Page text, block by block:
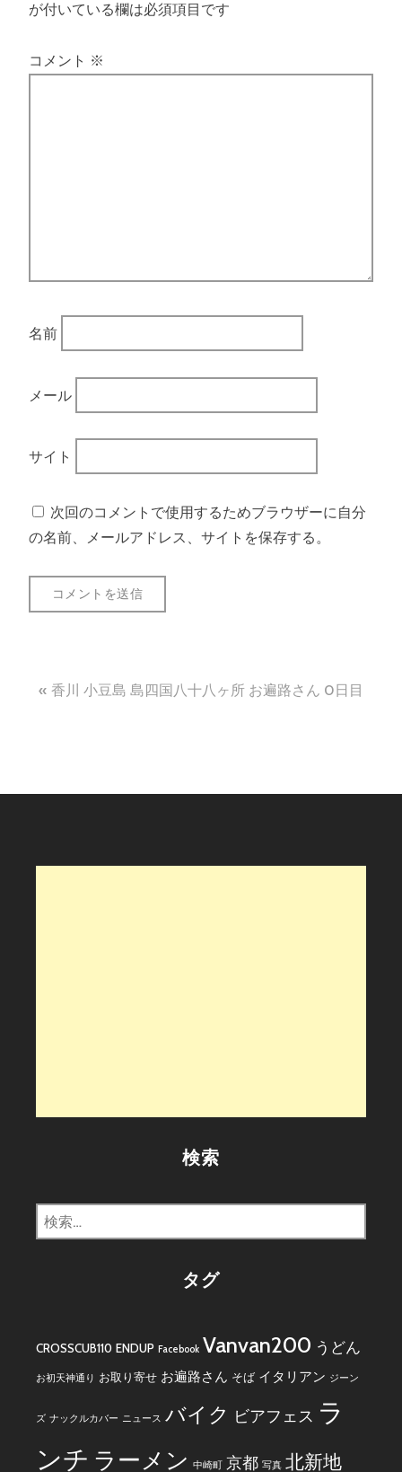
が付いている欄は必須項目です
コメント ※
名前
メール
サイト
次回のコメントで使用するためブラウザーに自分
の名前、メールアドレス、サイトを保存する。
投
ビ
ー
香川 小豆島 島四国八十八ヶ所 お遍路さん 0日目
検索
検
索:
タグ
CROSSCUB110 ENDUP Facebook Vanvan200 うどん
お初天神通り お取り寄せ お遍路さん そば イタリアン ジーン
ズ ナックルカバー ニュース バイク ビアフェス ラ
ンチ ラーメン 中崎町 京都 写真 北新地